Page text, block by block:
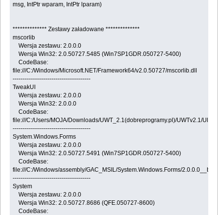
msg, IntPtr wparam, IntPtr lparam)
************** Zestawy załadowane **************
mscorlib
Wersja zestawu: 2.0.0.0
Wersja Win32: 2.0.50727.5485 (Win7SP1GDR.050727-5400)
CodeBase:
file:///C:/Windows/Microsoft.NET/Framework64/v2.0.50727/mscorlib.dll
----------------------------------------
TweakUI
Wersja zestawu: 2.0.0.0
Wersja Win32: 2.0.0.0
CodeBase:
file:///C:/Users/MOJA/Downloads/UWT_2.1(dobreprogramy.pl)/UWTv2.1/
----------------------------------------
System.Windows.Forms
Wersja zestawu: 2.0.0.0
Wersja Win32: 2.0.50727.5491 (Win7SP1GDR.050727-5400)
CodeBase:
file:///C:/Windows/assembly/GAC_MSIL/System.Windows.Forms/
----------------------------------------
System
Wersja zestawu: 2.0.0.0
Wersja Win32: 2.0.50727.8686 (QFE.050727-8600)
CodeBase: